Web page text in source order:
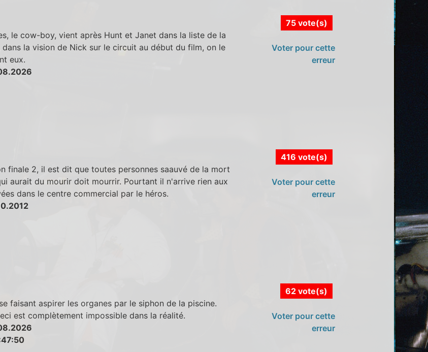
le cow-boy, vient après Hunt et Janet dans la liste de la
la vision de Nick sur le circuit au début du film, on le
eux.
75 vote(s)
Voter pour cette
erreur
finale 2, il est dit que toutes personnes saauvé de la mort
aurait du mourir doit mourrir. Pourtant il n'arrive rien aux
dans le centre commercial par le héros.
416 vote(s)
Voter pour cette
erreur
faisant aspirer les organes par le siphon de la piscine.
est complètement impossible dans la réalité.
62 vote(s)
Voter pour cette
erreur